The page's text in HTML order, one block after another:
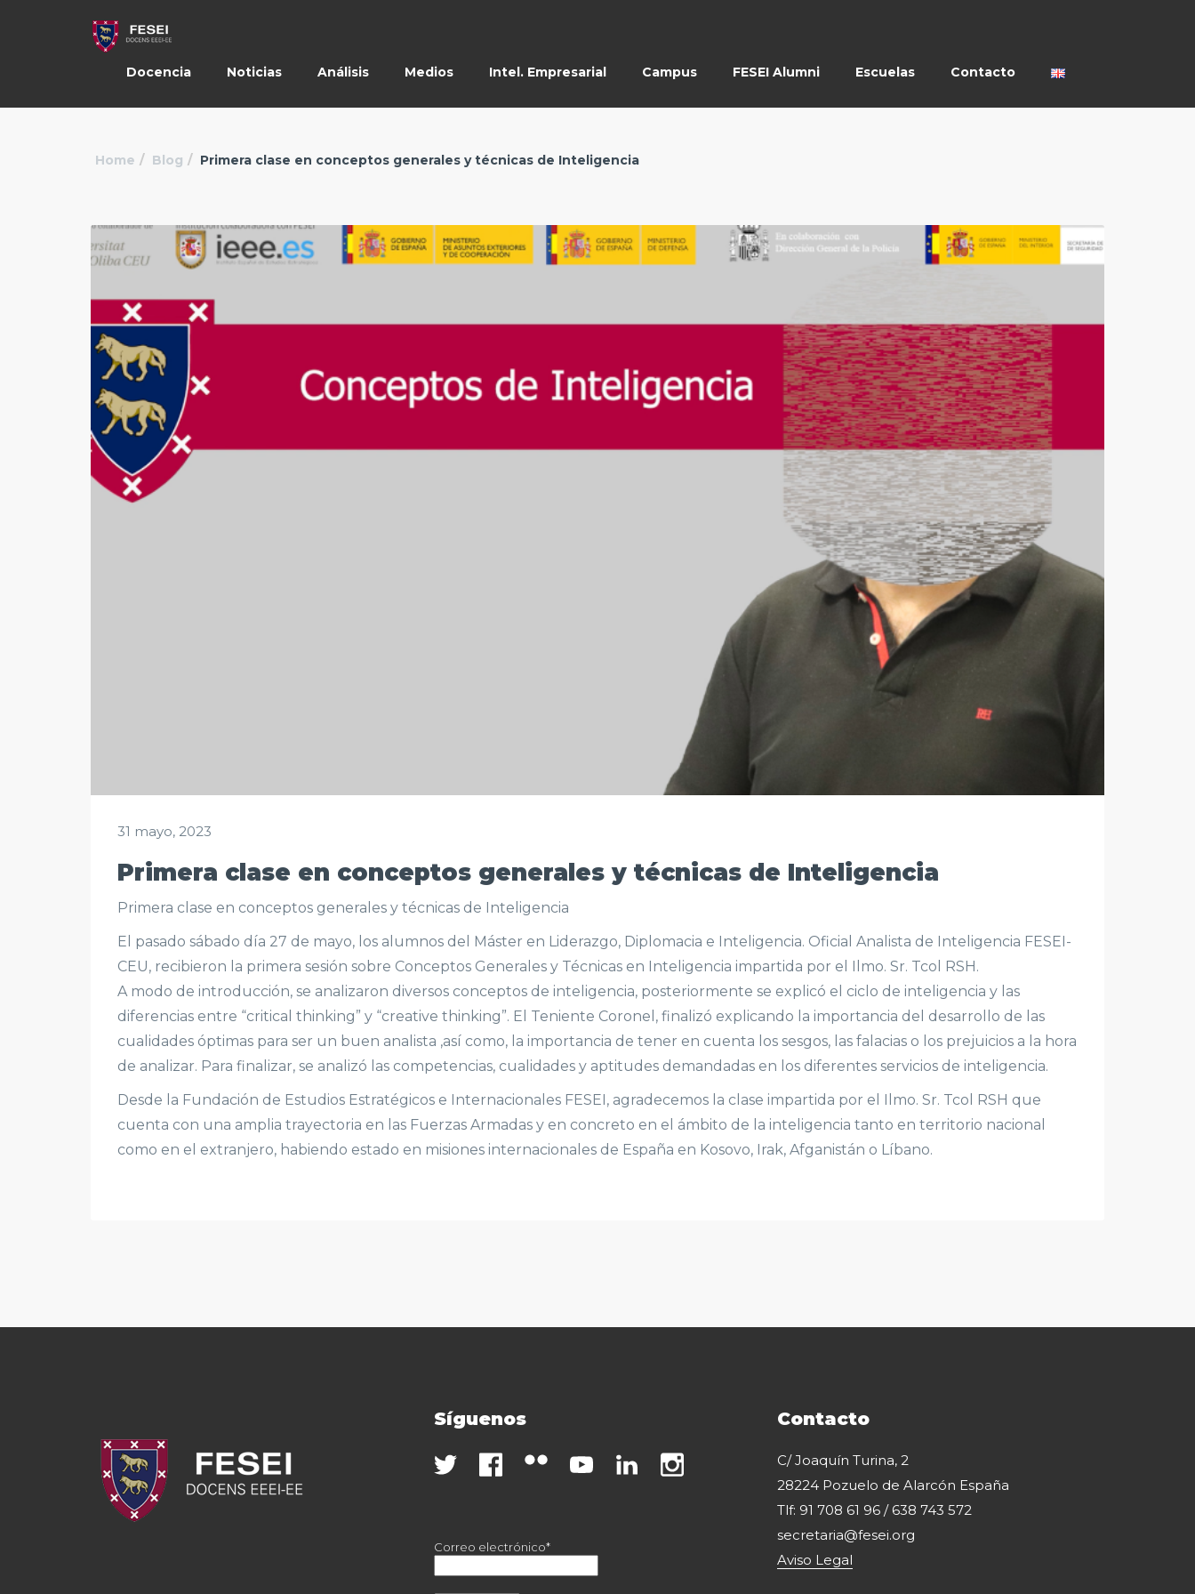
Docencia Noticias Análisis Medios Intel. Empresarial Campus FESEI Alumni Escuelas Contacto
Home Blog Primera clase en conceptos generales y técnicas de Inteligencia
31 mayo, 2023
Primera clase en conceptos generales y técnicas de Inteligencia
Primera clase en conceptos generales y técnicas de Inteligencia
El pasado sábado día 27 de mayo, los alumnos del Máster en Liderazgo, Diplomacia e Inteligencia. Oficial Analista de Inteligencia FESEI-
CEU, recibieron la primera sesión sobre Conceptos Generales y Técnicas en Inteligencia impartida por el Ilmo. Sr. Tcol RSH.
A modo de introducción, se analizaron diversos conceptos de inteligencia, posteriormente se explicó el ciclo de inteligencia y las
diferencias entre “critical thinking” y “creative thinking”. El Teniente Coronel, finalizó explicando la importancia del desarrollo de las
cualidades óptimas para ser un buen analista ,así como, la importancia de tener en cuenta los sesgos, las falacias o los prejuicios a la hora
de analizar. Para finalizar, se analizó las competencias, cualidades y aptitudes demandadas en los diferentes servicios de inteligencia.
Desde la Fundación de Estudios Estratégicos e Internacionales FESEI, agradecemos la clase impartida por el Ilmo. Sr. Tcol RSH que
cuenta con una amplia trayectoria en las Fuerzas Armadas y en concreto en el ámbito de la inteligencia tanto en territorio nacional
como en el extranjero, habiendo estado en misiones internacionales de España en Kosovo, Irak, Afganistán o Líbano.
Síguenos
Correo electrónico*
Contacto
C/ Joaquín Turina, 2
28224 Pozuelo de Alarcón España
Tlf: 91 708 61 96 / 638 743 572
secretaria@fesei.org
Aviso Legal